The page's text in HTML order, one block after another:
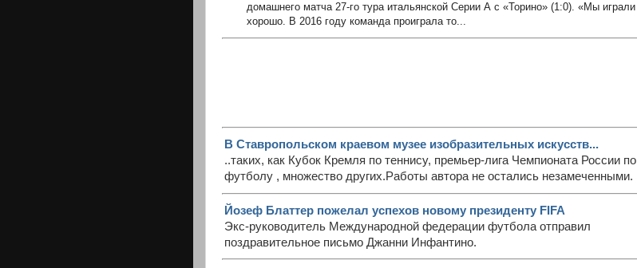
домашнего матча 27-го тура итальянской Серии А с «Торино» (1:0). «Мы играли
хорошо. В 2016 году команда проиграла то...
В Ставропольском краевом музее изобразительных искусств...
..таких, как Кубок Кремля по теннису, премьер-лига Чемпионата России по
футболу , множество других.Работы автора не остались незамеченными.
Йозеф Блаттер пожелал успехов новому президенту FIFA
Экс-руководитель Международной федерации футбола отправил
поздравительное письмо Джанни Инфантино.